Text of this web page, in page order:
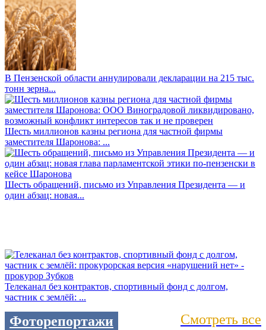
В Пензенской области аннулировали декларации на 215 тыс.
тонн зерна...
Шесть миллионов казны региона для частной фирмы
заместителя Шаронова: ...
Шесть обращений, письмо из Управления Президента — и
один абзац: новая...
Телеканал без контрактов, спортивный фонд с долгом,
частник с землёй: ...
Фоторепортажи Смотреть все